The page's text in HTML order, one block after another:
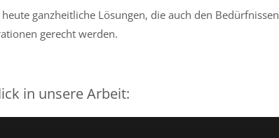
ganzheitliche Lösungen, die auch den Bedürfnissen
gerecht werden.
in unsere Arbeit: